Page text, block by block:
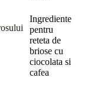
Ingrediente
pentru
reteta de
briose cu
ciocolata si
cafea